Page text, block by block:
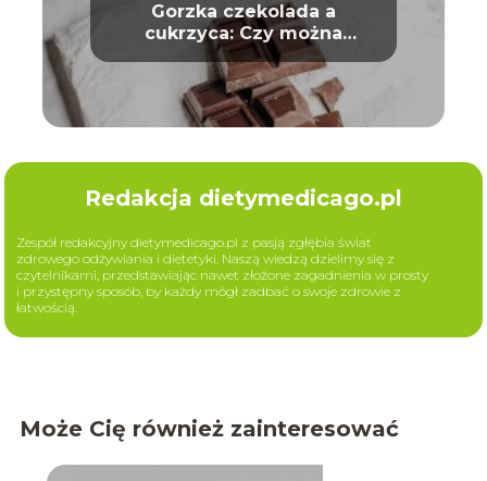
Gorzka czekolada a
cukrzyca: Czy można
bezpiecznie ją jeść?
Redakcja dietymedicago.pl
Zespół redakcyjny dietymedicago.pl z pasją zgłębia świat
zdrowego odżywiania i dietetyki. Naszą wiedzą dzielimy się z
czytelnikami, przedstawiając nawet złożone zagadnienia w prosty
i przystępny sposób, by każdy mógł zadbać o swoje zdrowie z
łatwością.
Może Cię również zainteresować